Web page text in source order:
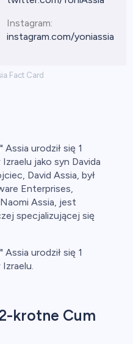
Fact Card
Instagram:
instagram.com/yoniassia
urodził się 1
jako syn Davida
David Assia, był
Enterprises,
Assia, jest
specjalizującej się
urodził się 1
krotne Cum